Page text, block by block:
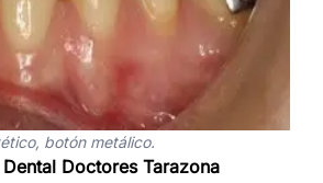
botón metálico.
Doctores Tarazona